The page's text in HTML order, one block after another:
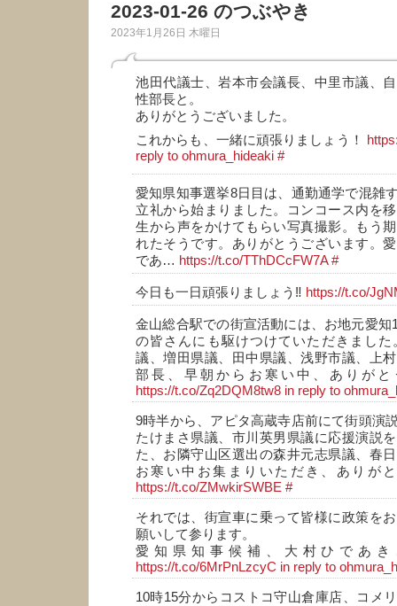
2023-01-26 のつぶやき
2023年1月26日 木曜日
池田代議士、岩本市会議長、中里市議、
性部長と。
ありがとうございました。
これからも、一緒に頑張りましょう！
reply to ohmura_hideaki #
愛知県知事選挙8日目は、通勤通学で混雑
立礼から始まりました。コンコース内を
生から声をかけてもらい写真撮影。もう
れたそうです。ありがとうございます。
であ… https://t.co/TThDCcFW7A #
今日も一日頑張りましょう‼️ https://t.co/
金山総合駅での街宣活動には、お地元愛知
の皆さんにも駆けつけていただきまし
議、増田県議、田中県議、浅野市議、上
部長、早朝からお寒い中、ありが
https://t.co/Zq2DQM8tw8 in reply to
9時半から、アピタ高蔵寺店前にて街頭演
たけまさ県議、市川英男県議に応援演説
た、お隣守山区選出の森井元志県議、春
お寒い中お集まりいただき、ありが
https://t.co/ZMwkirSWBE #
それでは、街宣車に乗って皆様に政策を
願いして参ります。
愛知県知事候補、大村ひであ
https://t.co/6MrPnLzcyC in reply to
10時15分からコストコ守山倉庫店、コメ